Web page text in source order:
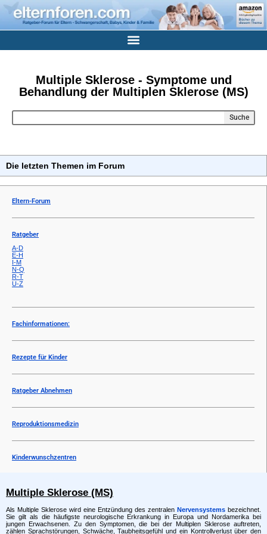
Multiple Sklerose - Symptome und
Behandlung der Multiplen Sklerose (MS)
Suche
Die letzten Themen im Forum
Eltern-Forum
Ratgeber
A-D
E-H
I-M
N-Q
R-T
U-Z
Fachinformationen:
Rezepte für Kinder
Ratgeber Abnehmen
Reproduktionsmedizin
Kinderwunschzentren
Multiple Sklerose (MS)
Als Multiple Sklerose wird eine Entzündung des zentralen Nervensystems bezeichnet.
Sie gilt als die häufigste neurologische Erkrankung in Europa und Nordamerika bei
jungen Erwachsenen. Zu den Symptomen, die bei der Multiplen Sklerose auftreten,
zählen Sprachstörungen, Schwäche, Taubheitsgefühl und ein Kontrollverlust über den